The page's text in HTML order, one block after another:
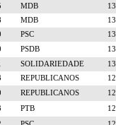
MDB
MDB
PSC
PSDB
SOLIDARIEDADE
REPUBLICANOS
REPUBLICANOS
PTB